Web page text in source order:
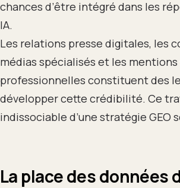
chances d’être intégré dans les
IA.
Les relations presse digitales, les
médias spécialisés et les
professionnelles constituent des
développer cette crédibilité. Ce
indissociable d’une stratégie GEO
La place des données